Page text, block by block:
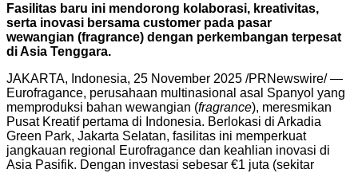
Fasilitas baru ini mendorong kolaborasi, kreativitas,
serta inovasi bersama customer pada pasar
wewangian (fragrance) dengan perkembangan terpesat
diAsia Tenggara.
JAKARTA, Indonesia, 25 November 2025 /PRNewswire/ —
Eurofragance, perusahaan multinasional asal Spanyol yang
memproduksi bahan wewangian (fragrance), meresmikan
Pusat Kreatif pertama di Indonesia. Berlokasi di Arkadia
Green Park, Jakarta Selatan, fasilitas ini memperkuat
jangkauan regional Eurofragance dan keahlian inovasi di
Asia Pasifik. Dengan investasi sebesar €1 juta (sekitar